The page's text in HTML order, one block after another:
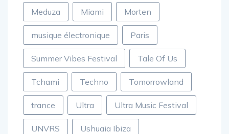
Meduza Miami Morten
musique électronique Paris
Summer Vibes Festival Tale Of Us
Tchami Techno Tomorrowland
trance Ultra Ultra Music Festival
UNVRS Ushuaia Ibiza